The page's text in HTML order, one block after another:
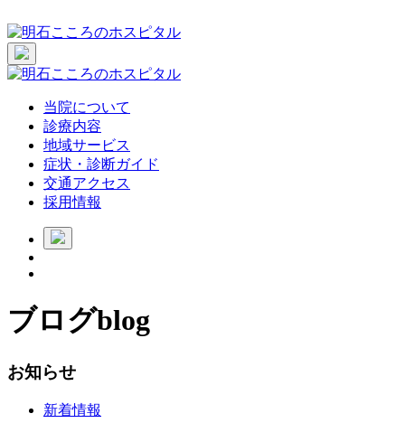
当院について
診療内容
地域サービス
症状・診断ガイド
交通アクセス
採用情報
ブログblog
お知らせ
新着情報